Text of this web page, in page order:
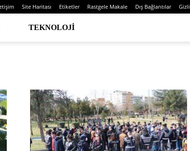
Site Haritası Etiketler Rastgele Makale Dış Bağlantılar
TEKNOLOJI